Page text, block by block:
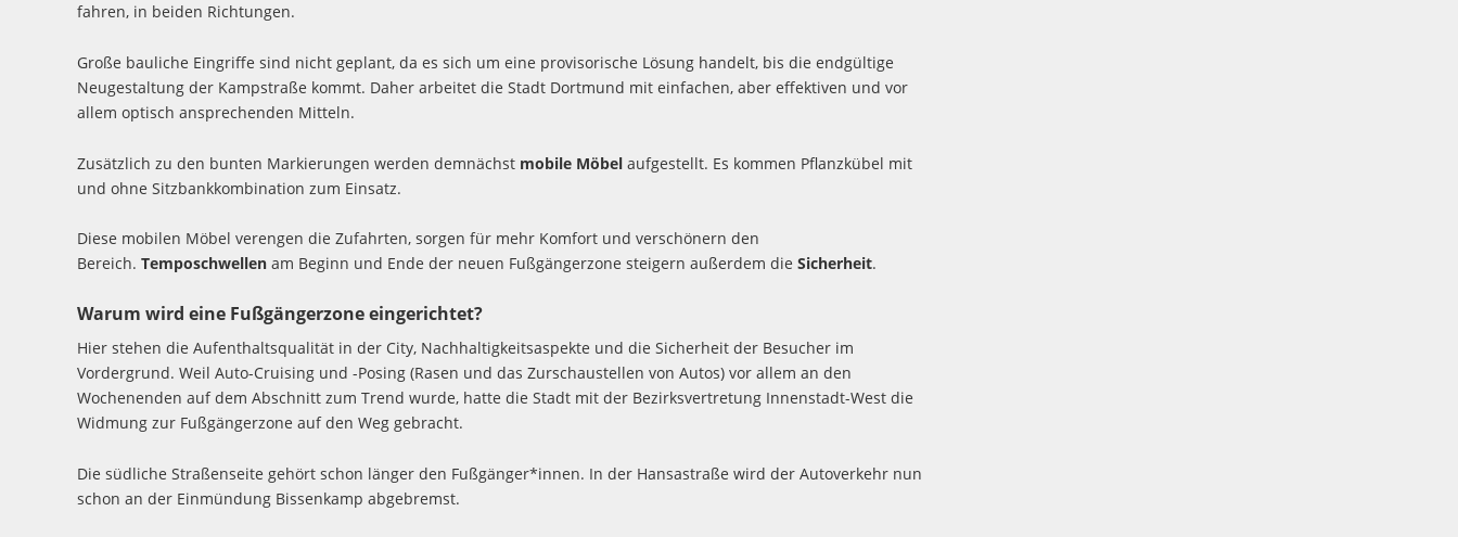
fahren, in beiden Richtungen.
Große bauliche Eingriffe sind nicht geplant, da es sich um eine provisorische Lösung handelt, bis die endgültige
Neugestaltung der Kampstraße kommt. Daher arbeitet die Stadt Dortmund mit einfachen, aber effektiven und vor
allem optisch ansprechenden Mitteln.
Zusätzlich zu den bunten Markierungen werden demnächst mobile Möbelaufgestellt. Es kommen Pflanzkübel mit
und ohne Sitzbankkombination zum Einsatz.
Diese mobilen Möbel verengen die Zufahrten, sorgen für mehr Komfort und verschönern den
Bereich.Temposchwellenam Beginn und Ende der neuen Fußgängerzone steigern außerdem dieSicherheit.
Warum wird eine Fußgängerzone eingerichtet?
Hier stehen die Aufenthaltsqualität in der City, Nachhaltigkeitsaspekte und die Sicherheit der Besucher im
Vordergrund. Weil Auto-Cruising und -Posing (Rasen und das Zurschaustellen von Autos) vor allem an den
Wochenenden auf dem Abschnitt zum Trend wurde, hatte die Stadt mit der Bezirksvertretung Innenstadt-West die
Widmung zur Fußgängerzone auf den Weg gebracht.
Die südliche Straßenseite gehört schon länger den Fußgänger*innen. In der Hansastraße wird der Autoverkehr nun
schon an der Einmündung Bissenkamp abgebremst.